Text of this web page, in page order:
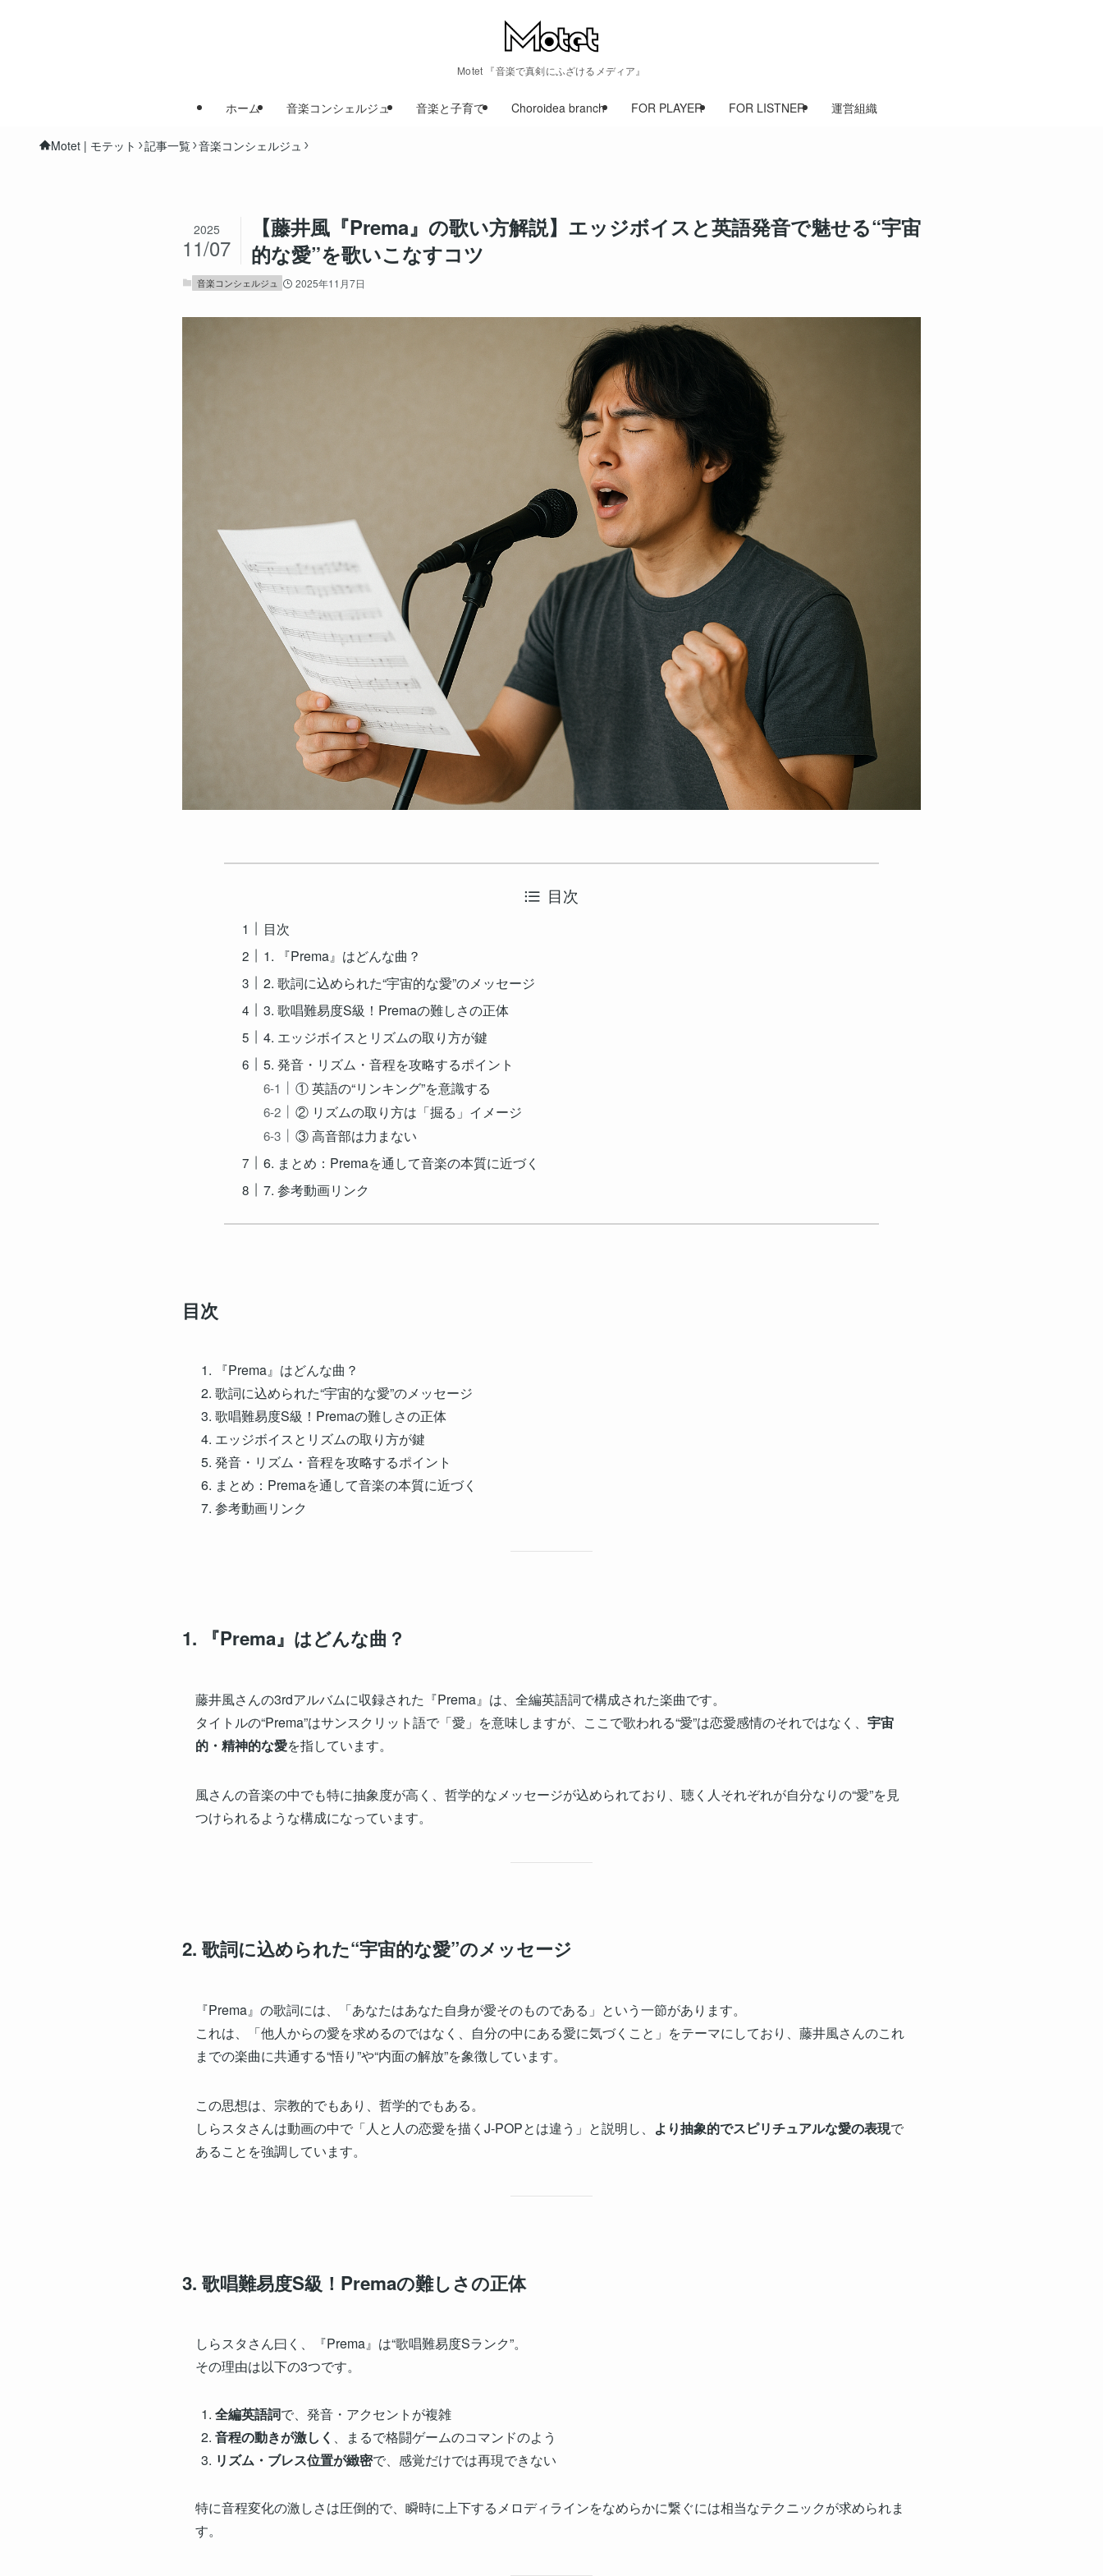
Motet 『音楽で真剣にふざけるメディア』
ホーム 音楽コンシェルジュ 音楽と子育て Choroidea branch FOR PLAYER FOR LISTNER 運営組織
Motet | モテット 記事一覧 音楽コンシェルジュ
【藤井風『Prema』の歌い方解説】エッジボイスと英語発音で魅せる“宇宙
的な愛”を歌いこなすコツ
2025
11/07
音楽コンシェルジュ 2025年11月7日
目次
目次
1. 『Prema』はどんな曲？
2. 歌詞に込められた“宇宙的な愛”のメッセージ
3. 歌唱難易度S級！Premaの難しさの正体
4. エッジボイスとリズムの取り方が鍵
5. 発音・リズム・音程を攻略するポイント
① 英語の“リンキング”を意識する
② リズムの取り方は「掘る」イメージ
③ 高音部は力まない
6. まとめ：Premaを通して音楽の本質に近づく
7. 参考動画リンク
目次
『Prema』はどんな曲？
歌詞に込められた“宇宙的な愛”のメッセージ
歌唱難易度S級！Premaの難しさの正体
エッジボイスとリズムの取り方が鍵
発音・リズム・音程を攻略するポイント
まとめ：Premaを通して音楽の本質に近づく
参考動画リンク
1. 『Prema』はどんな曲？
藤井風さんの3rdアルバムに収録された『Prema』は、全編英語詞で構成された楽曲です。
タイトルの“Prema”はサンスクリット語で「愛」を意味しますが、ここで歌われる“愛”は恋愛感情のそれではなく、 宇宙
的・精神的な愛を指しています。
風さんの音楽の中でも特に抽象度が高く、哲学的なメッセージが込められており、聴く人それぞれが自分なりの“愛”を見
つけられるような構成になっています。
2. 歌詞に込められた“宇宙的な愛”のメッセージ
『Prema』の歌詞には、「あなたはあなた自身が愛そのものである」という一節があります。
これは、「他人からの愛を求めるのではなく、自分の中にある愛に気づくこと」をテーマにしており、藤井風さんのこれ
までの楽曲に共通する“悟り”や“内面の解放”を象徴しています。
この思想は、宗教的でもあり、哲学的でもある。
しらスタさんは動画の中で「人と人の恋愛を描くJ-POPとは違う」と説明し、 より抽象的でスピリチュアルな愛の表現で
あることを強調しています。
3. 歌唱難易度S級！Premaの難しさの正体
しらスタさん曰く、『Prema』は“歌唱難易度Sランク”。
その理由は以下の3つです。
全編英語詞で、発音・アクセントが複雑
音程の動きが激しく 、まるで格闘ゲームのコマンドのよう
リズム・ブレス位置が緻密で、感覚だけでは再現できない
特に音程変化の激しさは圧倒的で、瞬時に上下するメロディラインをなめらかに繋ぐには相当なテクニックが求められま
す。